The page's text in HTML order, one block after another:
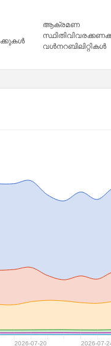
ആക്രമണ
വൾനറബിലിറ്റികൾ
2026-07-20 2026-07-